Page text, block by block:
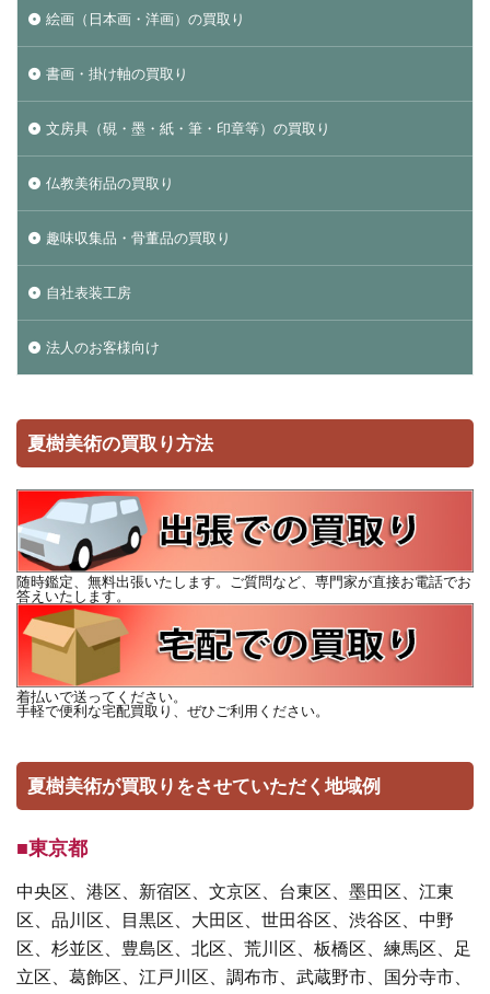
絵画（日本画・洋画）の買取り
書画・掛け軸の買取り
文房具（硯・墨・紙・筆・印章等）の買取り
仏教美術品の買取り
趣味収集品・骨董品の買取り
自社表装工房
法人のお客様向け
夏樹美術の買取り方法
随時鑑定、無料出張いたします。ご質問など、専門家が直接お電話でお
答えいたします。
着払いで送ってください。
手軽で便利な宅配買取り、ぜひご利用ください。
夏樹美術が買取りをさせていただく地域例
■東京都
中央区、港区、新宿区、文京区、台東区、墨田区、江東
区、品川区、目黒区、大田区、世田谷区、渋谷区、中野
区、杉並区、豊島区、北区、荒川区、板橋区、練馬区、足
立区、葛飾区、江戸川区、調布市、武蔵野市、国分寺市、